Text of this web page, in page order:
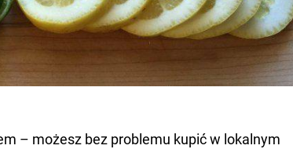
– możesz bez problemu kupić w lokalnym